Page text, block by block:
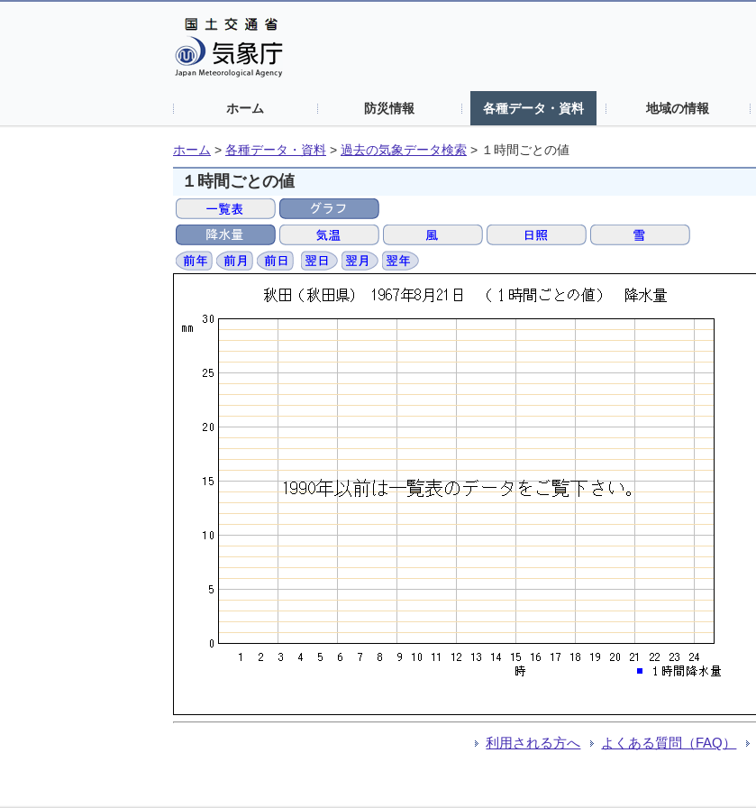
ホーム 防災情報 各種データ・資料 地域の情報
ホーム > 各種データ・資料 > 過去の気象データ検索 > １時間ごとの値
１時間ごとの値
利用される方へ よくある質問（FAQ）